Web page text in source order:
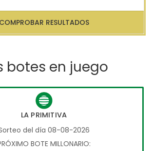
COMPROBAR RESULTADOS
botes en juego
LA PRIMITIVA
del día 08-08-2026
BOTE MILLONARIO: